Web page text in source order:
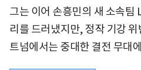
그는 이어 손흥민의 새 소속팀
리를 드러냈지만, 정작 기강
트넘에서는 중대한 결전 무대